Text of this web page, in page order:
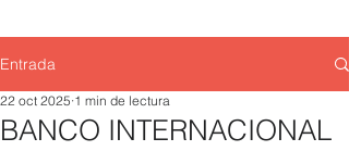
Entrada
BANCO INTERNACIONAL
22 oct 2025 1 min de lectura